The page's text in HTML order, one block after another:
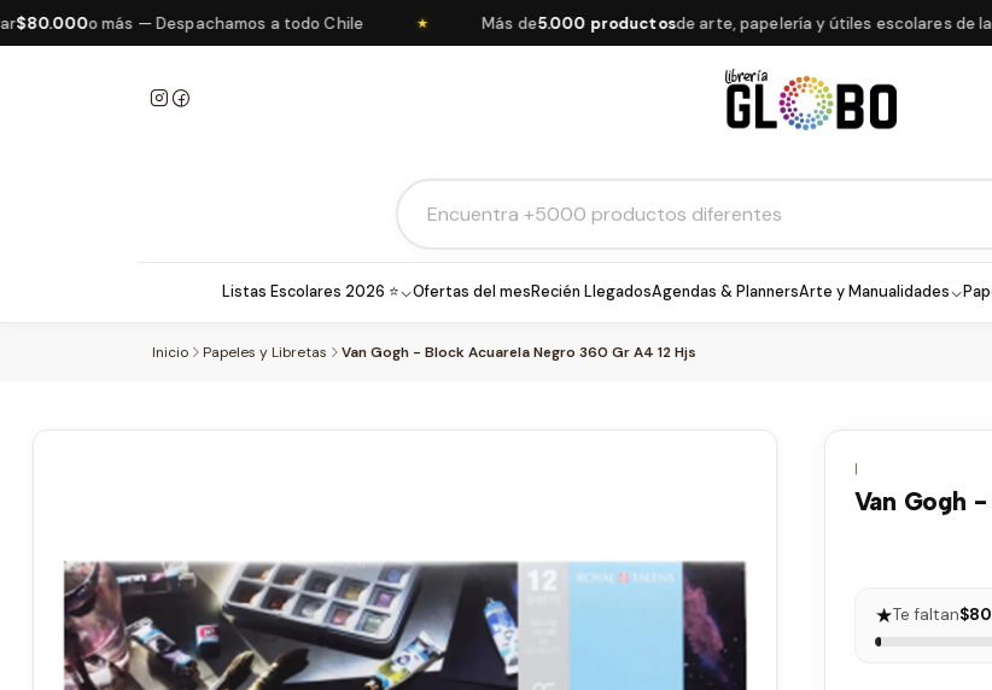
o más — Despachamos a todo Chile Más de5.000 productosde arte, papelería y útiles escolares de las
Listas Escolares 2026 ⭐ Ofertas del mesRecién LlegadosAgendas & PlannersArte y Manualidades
Inicio Papeles y Libretas Van Gogh - Block Acuarela Negro 360 Gr A4 12 Hjs
|
Van Gogh
★Te faltan